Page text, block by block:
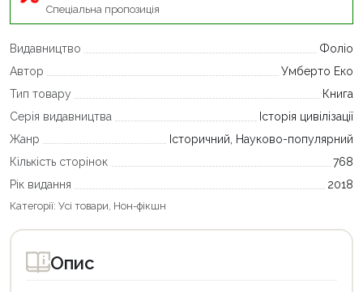
Спеціальна пропозиція
Видавництво
Фоліо
Автор
Умберто Еко
Тип товару
Книга
Серія видавництва
Історія цивілізації
Жанр
Історичний, Науково-популярний
Кількість сторінок
768
Рік видання
2018
Категорії: Усі товари Нон-фікшн
Опис